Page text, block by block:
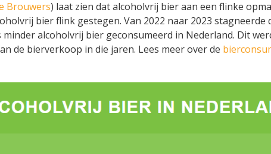
Brouwers) laat zien dat alcoholvrij bier aan een flinke
bier flink gestegen. Van 2022 naar 2023 stagneerde
alcoholvrij bier geconsumeerd in Nederland. Dit
de bierverkoop in die jaren. Lees meer over de